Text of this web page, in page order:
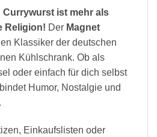
Currywurst ist mehr als
Religion! Der Magnet
Klassiker der deutschen
Kühlschrank. Ob als
oder einfach für dich selbst
Humor, Nostalgie und
Einkaufslisten oder